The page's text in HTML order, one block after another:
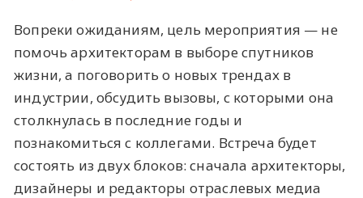
Вопреки ожиданиям, цель мероприятия — не
помочь архитекторам в выборе спутников
жизни, а поговорить о новых трендах в
индустрии, обсудить вызовы, с которыми она
столкнулась в последние годы и
познакомиться с коллегами. Встреча будет
состоять из двух блоков: сначала архитекторы,
дизайнеры и редакторы отраслевых медиа